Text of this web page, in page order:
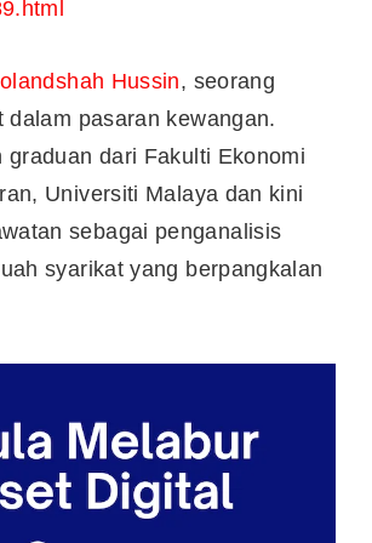
Hussin, seorang
dalam pasaran kewangan.
graduan dari Fakulti Ekonomi
Universiti Malaya dan kini
sebagai penganalisis
syarikat yang berpangkalan